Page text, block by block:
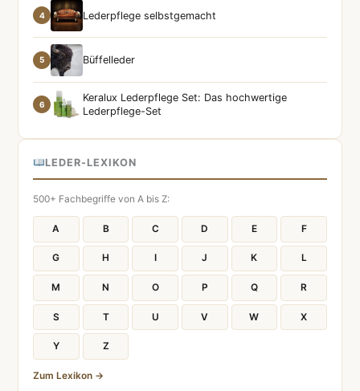
4 Lederpflege selbstgemacht
5 Büffelleder
6
Keralux Lederpflege Set: Das hochwertige
Lederpflege-Set
LEDER-LEXIKON
500+ Fachbegriffe von A bis Z:
A B C D E F
G H I J K L
M N O P Q R
S T U V W X
Y Z
Zum Lexikon →